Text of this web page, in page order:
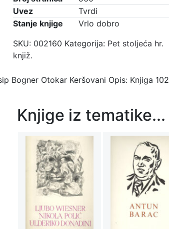
Uvez
Tvrdi
Stanje knjige
Vrlo dobro
SKU: 002160 Kategorija: Pet stoljeća hr.
knjiž.
Bogner Otokar Keršovani Opis: Knjiga 102
Knjige iz tematike...